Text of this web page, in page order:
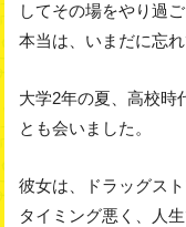
してその場をやり過ご
本当は、いまだに忘れ
大学2年の夏、高校時
とも会いました。
彼女は、ドラッグス
タイミング悪く、人